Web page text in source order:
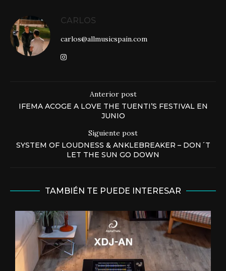
CARLOS
carlos@allmusicspain.com
Anterior post
IFEMA ACOGE A LOVE THE TUENTI’S FESTIVAL EN
JUNIO
Siguiente post
SYSTEM OF LOUDNESS & ANKLEBREAKER – DON´T
LET THE SUN GO DOWN
TAMBIÉN TE PUEDE INTERESAR